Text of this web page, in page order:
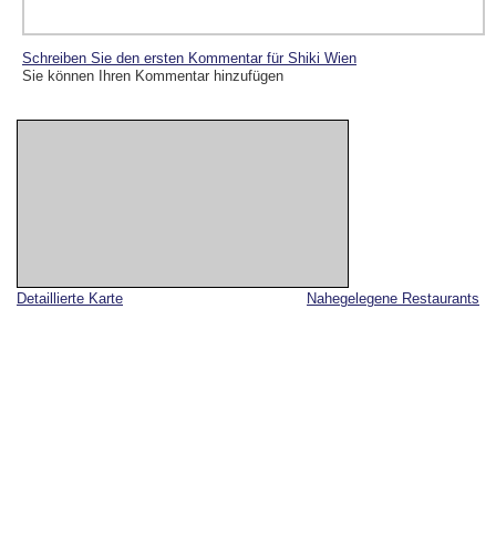
Nahegelegene Restaurants
Detaillierte Karte
Schreiben Sie den ersten Kommentar für Shiki Wien
Sie können Ihren Kommentar hinzufügen